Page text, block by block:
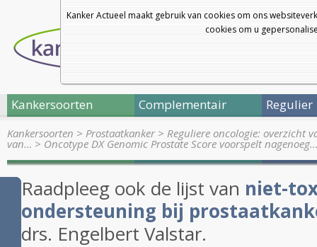
Kanker Actueel maakt gebruik van cookies om ons
cookies om u
Kankersoorten Complementair Regulier
Kankersoorten > Prostaatkanker> Reguliere oncologie: overzicht
van… > Oncotype DX Genomic Prostate Score voorspelt nagenoeg…
Raadpleeg ook de lijst van niet-
ondersteuning bij
drs. Engelbert Valstar.